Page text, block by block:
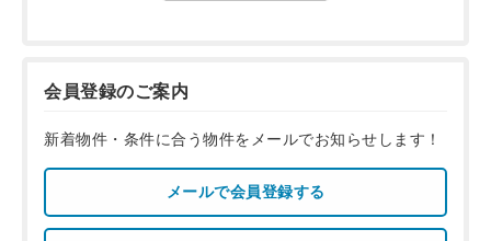
会員登録のご案内
新着物件・条件に合う物件をメールでお知らせします！
メールで会員登録する